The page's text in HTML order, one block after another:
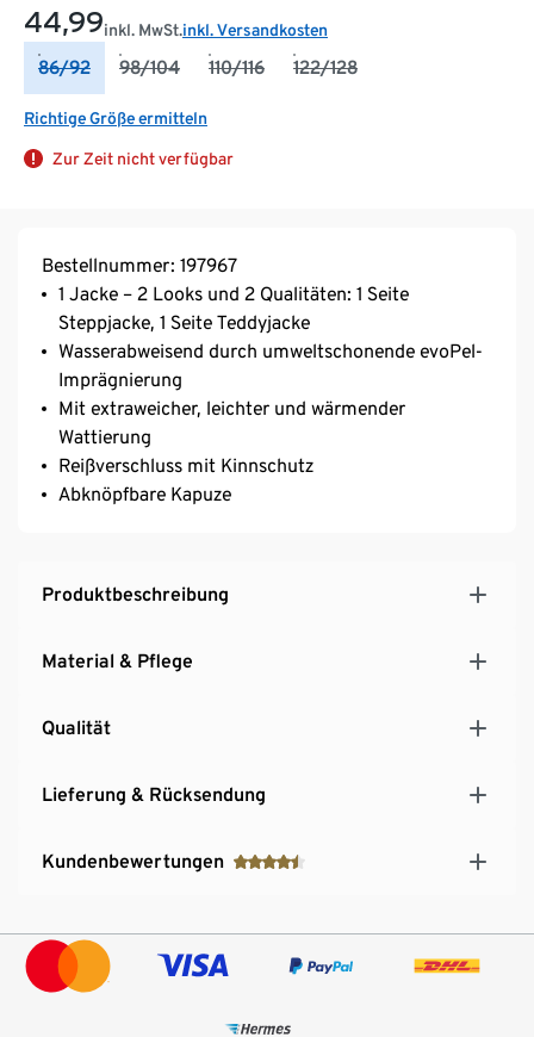
44,99inkl. MwSt.inkl. Versandkosten
86/92 98/104 110/116 122/128
Richtige Größe ermitteln
Zur Zeit nicht verfügbar
Bestellnummer: 197967
1 Jacke – 2 Looks und 2 Qualitäten: 1 Seite
Steppjacke, 1 Seite Teddyjacke
Wasserabweisend durch umweltschonende evoPel-
Imprägnierung
Mit extraweicher, leichter und wärmender
Wattierung
Reißverschluss mit Kinnschutz
Abknöpfbare Kapuze
Produktbeschreibung
Material & Pflege
Qualität
Lieferung & Rücksendung
Kundenbewertungen